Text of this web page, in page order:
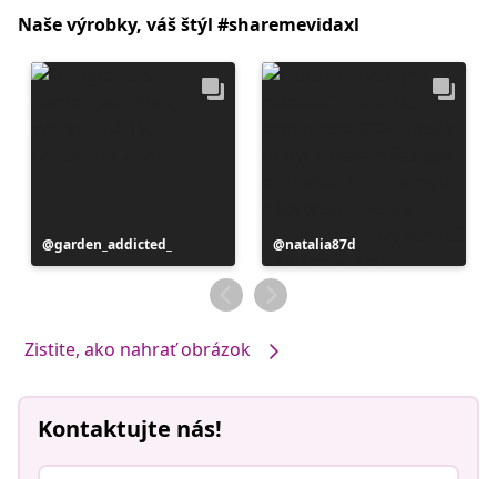
Naše výrobky, váš štýl #sharemevidaxl
Príspevok
zverejnil
garden_addicted_
Príspevok
zverejnil
natalia87d
Zistite, ako nahrať obrázok
Kontaktujte nás!